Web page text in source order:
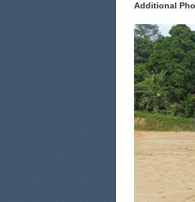
Additional